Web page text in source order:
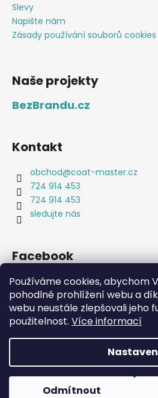
Používáme cookies, abychom
pohodlné prohlížení webu a
webu neustále zlepšovali jeho
použitelnost. Více informací
Odmítnout
Slevy
Napište nám
Zásady používání souborů cookies
Naše projekty
BezBrandu.cz
Kontakt
obchod@coat-master.cz
724 914 453
724 914 453
sledujte nás
Facebook
Coat-Master.cz Doplňky ve
Copyright 2026Coat-